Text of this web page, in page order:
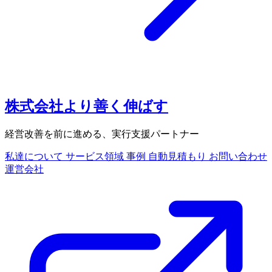
株式会社より善く伸ばす
経営改善を前に進める、実行支援パートナー
私達について サービス領域 事例 自動見積もり お問い合わせ
運営会社